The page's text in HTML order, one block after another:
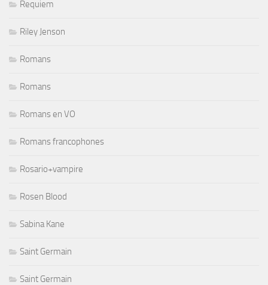
Requiem
Riley Jenson
Romans
Romans
Romans en VO
Romans francophones
Rosario+vampire
Rosen Blood
Sabina Kane
Saint Germain
Saint Germain